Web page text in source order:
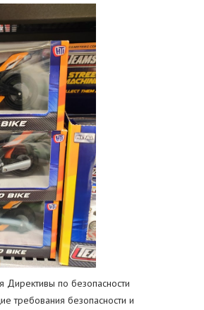
Директивы по безопасности
требования безопасности и